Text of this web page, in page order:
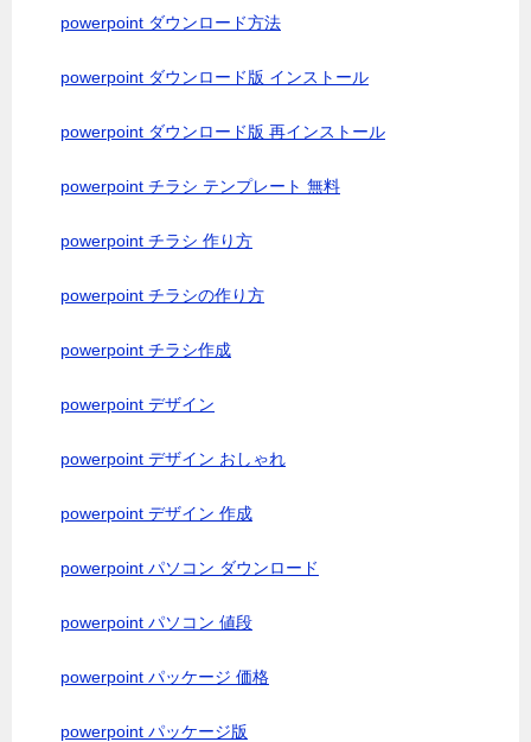
powerpoint ダウンロード方法
powerpoint ダウンロード版 インストール
powerpoint ダウンロード版 再インストール
powerpoint チラシ テンプレート 無料
powerpoint チラシ 作り方
powerpoint チラシの作り方
powerpoint チラシ作成
powerpoint デザイン
powerpoint デザイン おしゃれ
powerpoint デザイン 作成
powerpoint パソコン ダウンロード
powerpoint パソコン 値段
powerpoint パッケージ 価格
powerpoint パッケージ版